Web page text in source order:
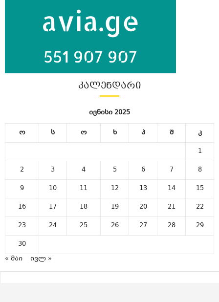
ᲙᲐᲚᲔᲜᲓᲐᲠᲘ
ივნისი 2025
ო ს ო ხ პ შ
კ
1
2
3 4 5 6 7
8
9
10 11 12 13 14
15
16
17 18 19 20 21
22
23
24 25 26 27 28
29
30
« მაი
ივლ »